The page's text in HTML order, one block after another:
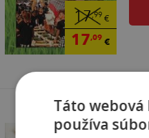
17,99 €
17,09 €
Táto
používa